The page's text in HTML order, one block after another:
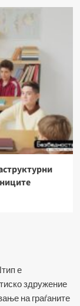
е
здружение
на граѓаните